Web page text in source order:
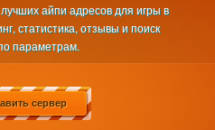
айпи адресов для игры в
статистика, отзывы и поиск
параметрам.
сервер